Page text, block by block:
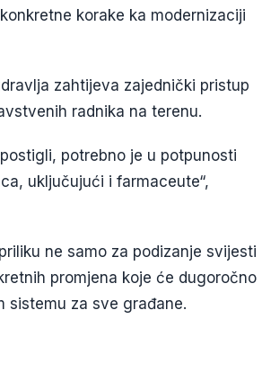
korake ka modernizaciji
zahtijeva zajednički pristup
radnika na terenu.
potrebno je u potpunosti
uključujući i farmaceute“,
ne samo za podizanje svijesti
promjena koje će dugoročno
sistemu za sve građane.